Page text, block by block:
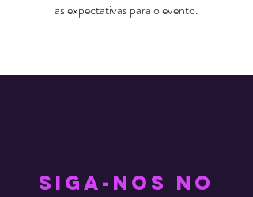
as expectativas para o evento.
Siga-nos no